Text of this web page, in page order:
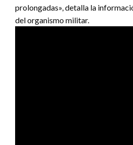
prolongadas», detalla la
del organismo militar.